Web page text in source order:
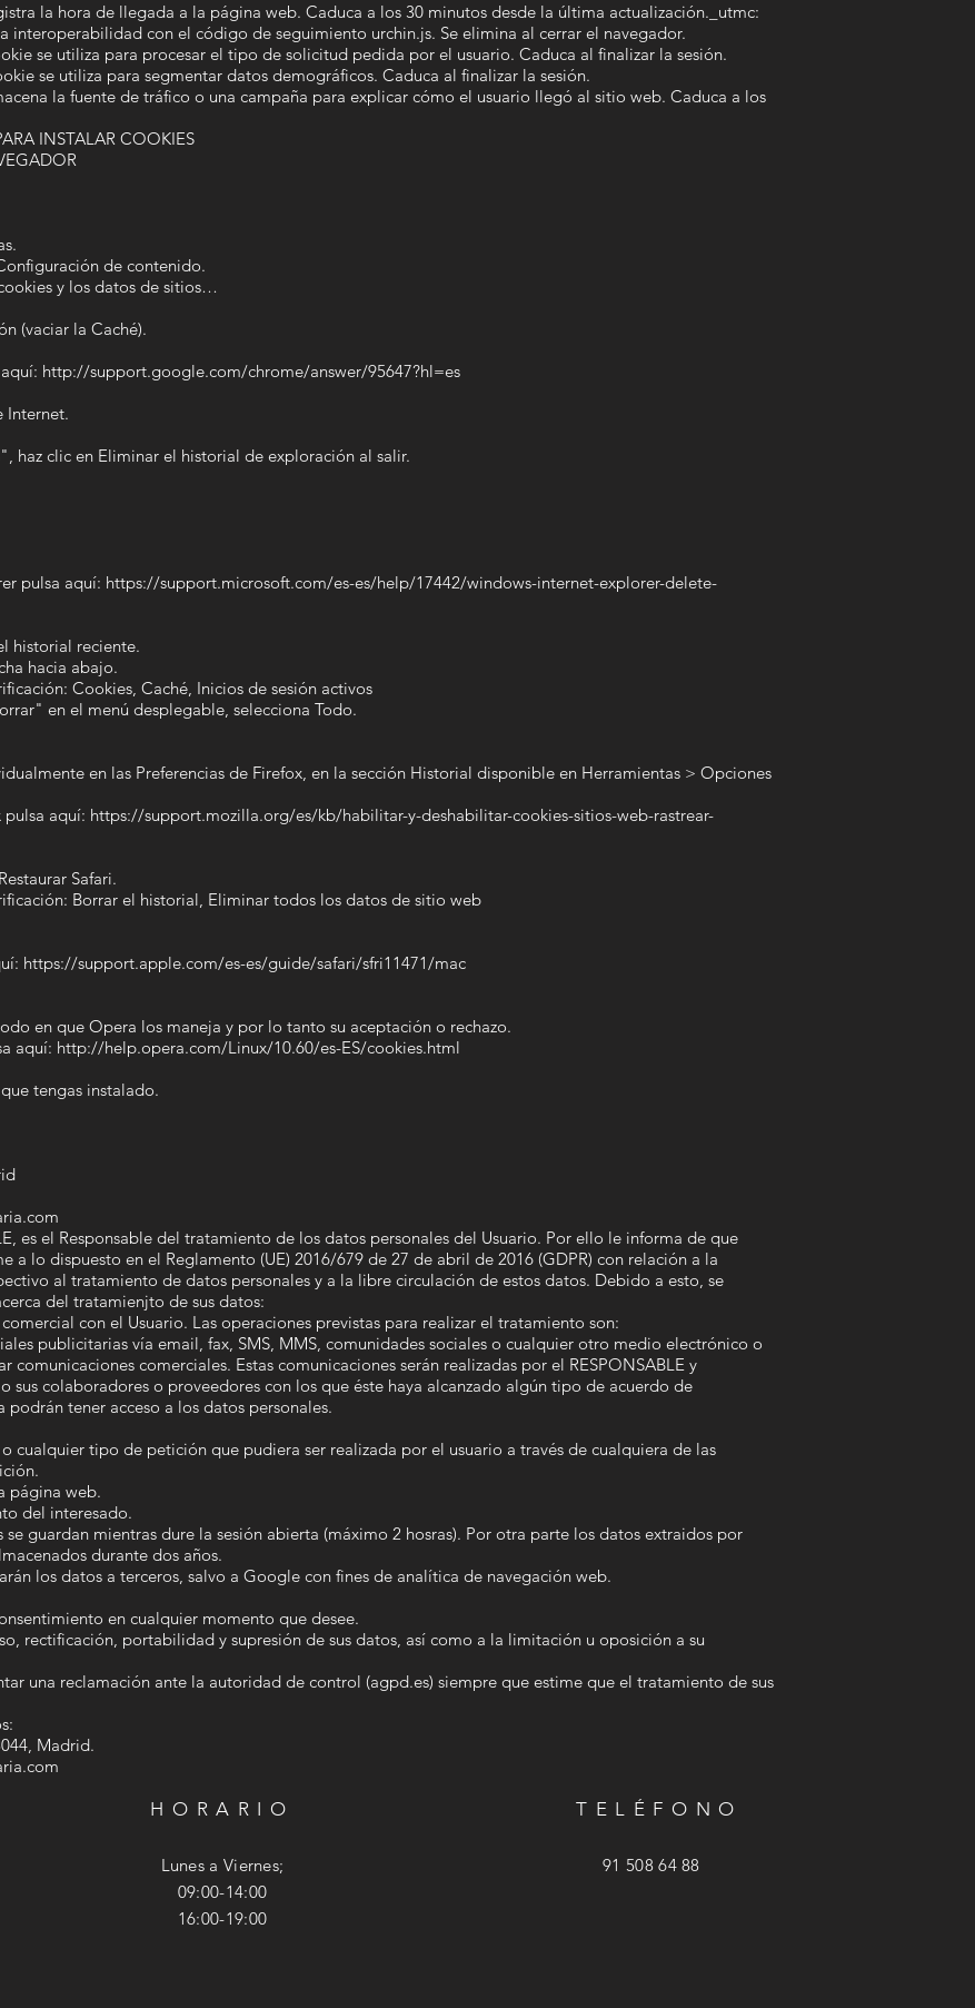
la hora de llegada a la página web. Caduca a los 30 minutos desde la última actualización._utmc:
interoperabilidad con el código de seguimiento urchin.js. Se elimina al cerrar el navegador.
se utiliza para procesar el tipo de solicitud pedida por el usuario. Caduca al finalizar la sesión.
se utiliza para segmentar datos demográficos. Caduca al finalizar la sesión.
la fuente de tráfico o una campaña para explicar cómo el usuario llegó al sitio web. Caduca a los
INSTALAR COOKIES
de contenido.
y los datos de sitios…
(vaciar la Caché).
http://support.google.com/chrome/answer/95647?hl=es
Internet.
clic en Eliminar el historial de exploración al salir.
pulsa aquí: https://support.microsoft.com/es-es/help/17442/windows-internet-explorer-delete-
historial reciente.
hacia abajo.
Cookies, Caché, Inicios de sesión activos
en el menú desplegable, selecciona Todo.
en las Preferencias de Firefox, en la sección Historial disponible en Herramientas > Opciones
aquí: https://support.mozilla.org/es/kb/habilitar-y-deshabilitar-cookies-sitios-web-rastrear-
Safari.
Borrar el historial, Eliminar todos los datos de sitio web
https://support.apple.com/es-es/guide/safari/sfri11471/mac
en que Opera los maneja y por lo tanto su aceptación o rechazo.
aquí: http://help.opera.com/Linux/10.60/es-ES/cookies.html
tengas instalado.
es el Responsable del tratamiento de los datos personales del Usuario. Por ello le informa de que
a lo dispuesto en el Reglamento (UE) 2016/679 de 27 de abril de 2016 (GDPR) con relación a la
al tratamiento de datos personales y a la libre circulación de estos datos. Debido a esto, se
del tratamienjto de sus datos:
con el Usuario. Las operaciones previstas para realizar el tratamiento son:
publicitarias vía email, fax, SMS, MMS, comunidades sociales o cualquier otro medio electrónico o
comerciales. Estas comunicaciones serán realizadas por el RESPONSABLE y
sus colaboradores o proveedores con los que éste haya alcanzado algún tipo de acuerdo de
tener acceso a los datos personales.
tipo de petición que pudiera ser realizada por el usuario a través de cualquiera de las
página web.
del interesado.
guardan mientras dure la sesión abierta (máximo 2 hosras). Por otra parte los datos extraidos por
durante dos años.
los datos a terceros, salvo a Google con fines de analítica de navegación web.
en cualquier momento que desee.
rectificación, portabilidad y supresión de sus datos, así como a la limitación u oposición a su
una reclamación ante la autoridad de control (agpd.es) siempre que estime que el tratamiento de sus
Madrid.
HORARIO
Lunes a Viernes;
09:00-14:00
16:00-19:00
TELÉFONO
91 508 64 88